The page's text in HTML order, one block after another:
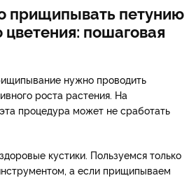
прищипывать петунию
цветения: пошаговая
нужно проводить
роста растения. На
процедура может не сработать
кустики. Пользуемся только
а если прищипываем